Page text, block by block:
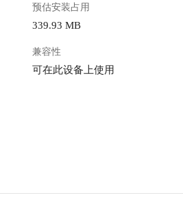
预估安装占用
339.93 MB
兼容性
可在此设备上使用